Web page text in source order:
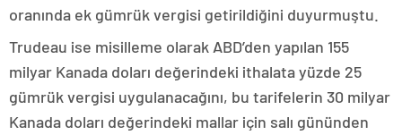
oranında ek gümrük vergisi getirildiğini duyurmuştu.
Trudeau ise misilleme olarak ABD’den yapılan 155
milyar Kanada doları değerindeki ithalata yüzde 25
gümrük vergisi uygulanacağını, bu tarifelerin 30 milyar
Kanada doları değerindeki mallar için salı gününden